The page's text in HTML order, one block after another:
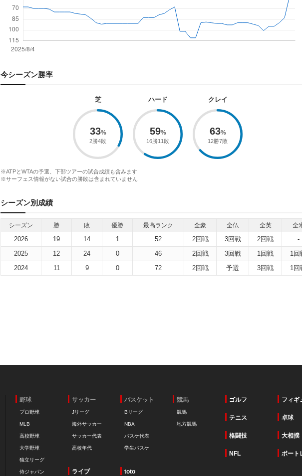
今シーズン勝率
芝
33
2勝4敗
ハード
59
16勝11敗
クレイ
63
12勝7敗
※ATPとWTAの予選、下部ツアーの試合成績も含みます
※サーフェス情報がない試合の勝敗は含まれていません
シーズン別成績
シーズン 勝 敗 優勝 最高ランク 全豪 全仏 全英 全
2026 19 14 1 52 2回戦 3回戦 2回戦
-
2025
12 24 0 46 2回戦 3回戦 1回戦
1回
2024
11 9 0 72 2回戦 予選 3回戦 1回
野球
プロ野球
MLB
高校野球
大学野球
独立リーグ
侍ジャパン
サッカー
Jリーグ
海外サッカー
サッカー代表
高校年代
バスケット
Bリーグ
NBA
バスケ代表
学生バスケ
競馬
競馬
地方競馬
ゴルフ フィギ
テニス 卓球
格闘技 大相撲
NFL ボート
ライブ toto